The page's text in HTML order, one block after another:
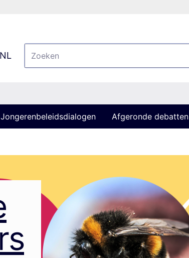
NL
Jongerenbeleidsdialogen Afgeronde debatten